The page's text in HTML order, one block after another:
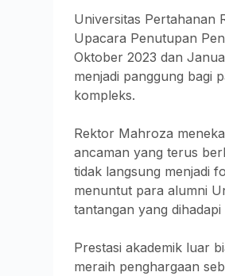
Universitas Pertahanan
Upacara Penutupan
Oktober 2023 dan
menjadi panggung bagi
kompleks.
Rektor Mahroza
ancaman yang terus
tidak langsung menjadi
menuntut para alumni
tantangan yang dihadapi
Prestasi akademik luar
meraih penghargaan